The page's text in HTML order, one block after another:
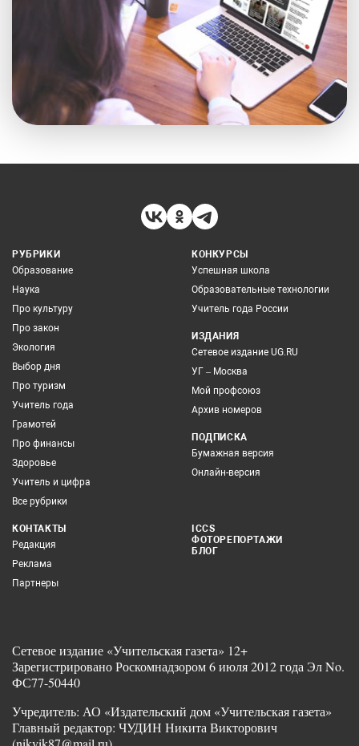
РУБРИКИ
Образование
Наука
Про культуру
Про закон
Экология
Выбор дня
Про туризм
Учитель года
Грамотей
Про финансы
Здоровье
Учитель и цифра
Все рубрики
КОНКУРСЫ
Успешная школа
Образовательные технологии
Учитель года России
ИЗДАНИЯ
Сетевое издание UG.RU
УГ – Москва
Мой профсоюз
Архив номеров
ПОДПИСКА
Бумажная версия
Онлайн-версия
КОНТАКТЫ
Редакция
Реклама
Партнеры
ICCS
ФОТОРЕПОРТАЖИ
БЛОГ
Сетевое издание «Учительская газета» 12+
Зарегистрировано Роскомнадзором 6 июля 2012 года Эл No.
ФС77-50440
Учредитель: АО «Издательский дом «Учительская газета»
Главный редактор: ЧУДИН Никита Викторович